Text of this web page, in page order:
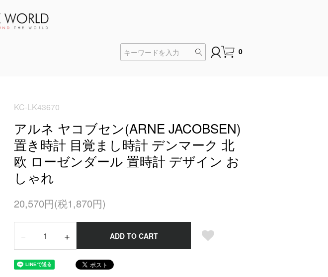
0
KC-LK43670
アルネ ヤコブセン(ARNE JACOBSEN)
置き時計 目覚まし時計 デンマーク 北
欧 ローゼンダール 置時計 デザイン お
しゃれ
20,570円(税1,870円)
－ ＋ ADD TO CART